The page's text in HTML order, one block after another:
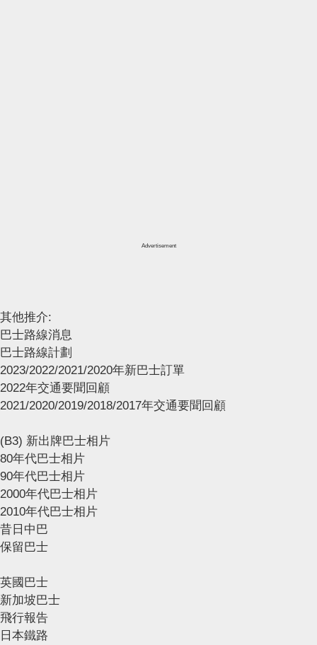
Advertisement
其他推介:
巴士路線消息
巴士路線計劃
2023/2022/2021/2020年新巴士訂單
2022年交通要聞回顧
2021/2020/2019/2018/2017年交通要聞回顧
(B3) 新出牌巴士相片
80年代巴士相片
90年代巴士相片
2000年代巴士相片
2010年代巴士相片
昔日中巴
保留巴士
英國巴士
新加坡巴士
飛行報告
日本鐵路